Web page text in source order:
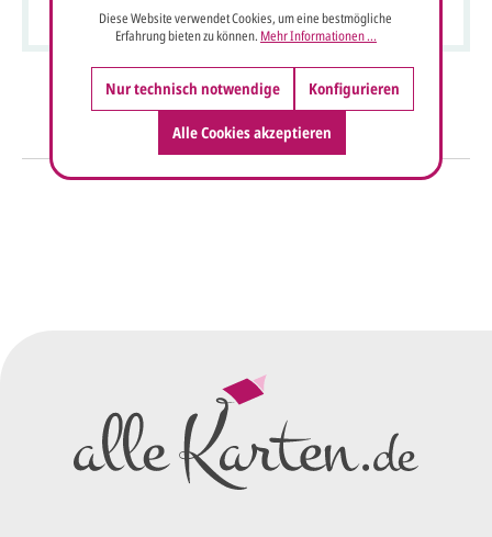
Preisangebot
Anschluss den ersten
Entwurf/Korrekturabzug
Diesen senden wir Ihnen als
PDF per E-Mail.
Diese Website verwendet Cookies, um eine bestmögliche
Erfahrung bieten zu können. Mehr Informationen ...
Nur technisch notwendige Konfigurieren
Alle Cookies akzeptieren